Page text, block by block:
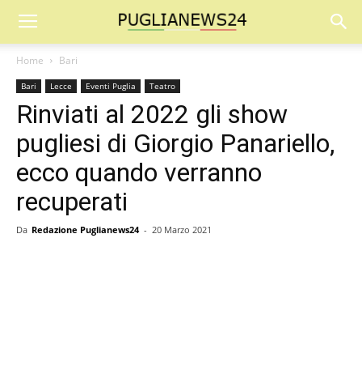
Home Bari
Bari Lecce Eventi Puglia Teatro
Rinviati al 2022 gli show
pugliesi di Giorgio Panariello,
ecco quando verranno
recuperati
Da Redazione Puglianews24 - 20 Marzo 2021